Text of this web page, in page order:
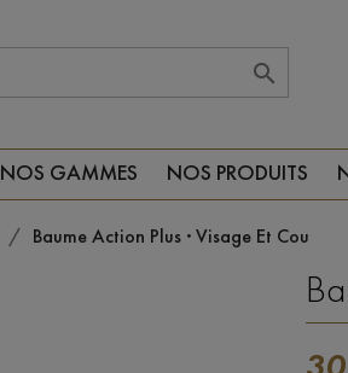

NOS GAMMES NOS PRODUITS
Baume Action Plus · Visage Et Cou